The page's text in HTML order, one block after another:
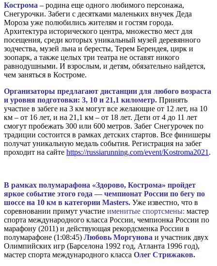
Кострома – родина еще одного любимого персонажа,
Снегурочки. Забеги с десятками маленьких внучек Деда
Мороза уже полюбились жителям и гостям города.
Архитектура исторического центра, множество мест для
посещения, среди которых уникальный музей деревянного
зодчества, музей льна и бересты, Терем Берендея, цирк и
зоопарк, а также целых три театра не оставят никого
равнодушными. И взрослым, и детям, обязательно найдется,
чем заняться в Костроме.
Организаторы предлагают дистанции для любого возраста
и уровня подготовки: 3, 10 и 21,1 километр. Принять
участие в забеге на 3 км могут все желающие от 12 лет, на 10
км – от 16 лет, и на 21,1 км – от 18 лет. Дети от 4 до 11 лет
смогут пробежать 300 или 600 метров. Забег Снегурочек по
традиции состоится в рамках детских стартов. Все финишеры
получат уникальную медаль события. Регистрация на забег
проходит на сайте https://russiarunning.com/event/Kostroma2021 .
В рамках полумарафона «Здорово, Кострома» пройдет
яркое событие этого года — чемпионат России по бегу по
шоссе на 10 км в категории Masters. Уже известно, что в
соревновании примут участие именитые спортсмены: мастер
спорта международного класса России, чемпионка России по
марафону (2011) и действующая рекордсменка России в
полумарафоне (1:08:45) Любовь Моргунова и участник двух
Олимпийских игр (Барселона 1992 год, Атланта 1996 год),
мастер спорта международного класса Олег Стрижаков.